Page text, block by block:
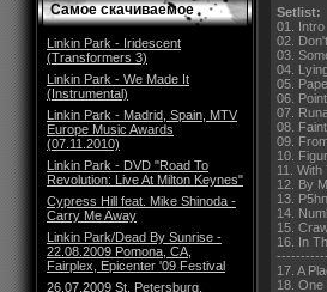
Самое скачиваемое
Linkin Park - Iridescent
(Transformers 3)
Linkin Park - We Made It
(Instrumental)
Linkin Park - Madrid, Spain, MTV
Europe Music Awards
(07.11.2010)
Linkin Park - DVD "Road To
Revolution: Live At Milton Keynes"
Cypress Hill feat. Mike Shinoda -
Carry Me Away
Linkin Park/Dead By Sunrise -
22.08.2009 Pomona, CA,
Fairplex, Epicenter '09 Festival
26.07.2009 St. Petersburg,
Setlist:
01. Intro
02.
03.
04.
05.
06.
07.
08. Faint
09.
10.
11. With
12. By
13.
14.
15.
16. In
17. A
18. One